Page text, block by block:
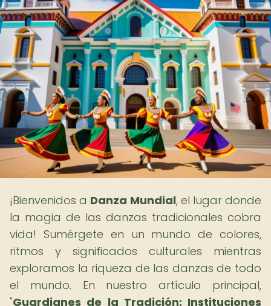
¡Bienvenidos a Danza Mundial, el lugar donde
la magia de las danzas tradicionales cobra
vida! Sumérgete en un mundo de colores,
ritmos y significados culturales mientras
exploramos la riqueza de las danzas de todo
el mundo. En nuestro artículo principal,
"Guardianes de la Tradición: Instituciones